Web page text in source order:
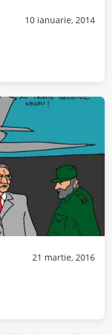
10 ianuarie, 2014
21 martie, 2016